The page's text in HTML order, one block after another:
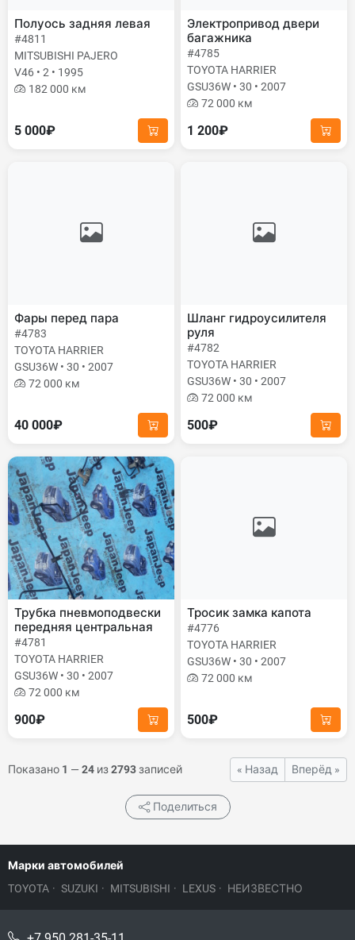
Полуось задняя левая
#4811
MITSUBISHI PAJERO
V46 • 2 • 1995
182 000 км
5 000₽
Электропривод двери
багажника
#4785
TOYOTA HARRIER
GSU36W • 30 • 2007
72 000 км
1 200₽
Фары перед пара
#4783
TOYOTA HARRIER
GSU36W • 30 • 2007
72 000 км
40 000₽
Шланг гидроусилителя
руля
#4782
TOYOTA HARRIER
GSU36W • 30 • 2007
72 000 км
500₽
Трубка пневмоподвески
передняя центральная
#4781
TOYOTA HARRIER
GSU36W • 30 • 2007
72 000 км
900₽
Тросик замка капота
#4776
TOYOTA HARRIER
GSU36W • 30 • 2007
72 000 км
500₽
Показано 1 — 24 из2793записей « Назад Вперёд »
Поделиться
Марки автомобилей
TOYOTA · SUZUKI · MITSUBISHI · LEXUS · НЕИЗВЕСТНО